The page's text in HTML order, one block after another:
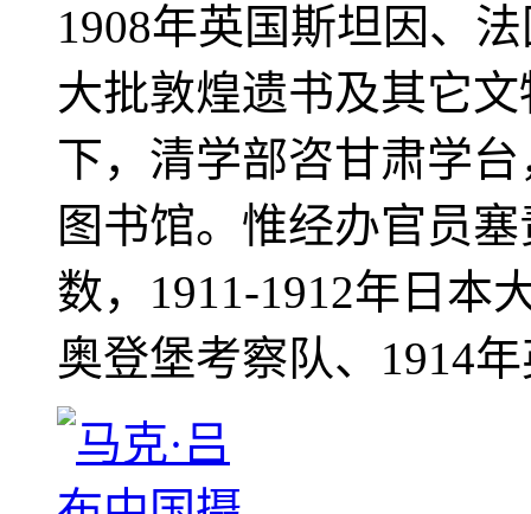
1908年英国斯坦因、
大批敦煌遗书及其它
下，清学部咨甘肃学
图书馆。惟经办官员
数，1911-1912年日本
奥登堡考察队、1914